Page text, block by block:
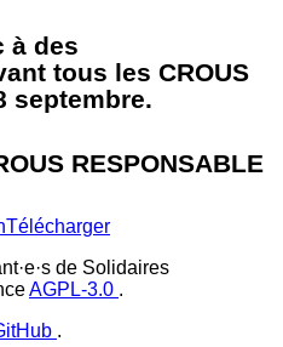
à des
tous les CROUS
septembre.
RESPONSABLE
Télécharger
de Solidaires
AGPL-3.0 .
.